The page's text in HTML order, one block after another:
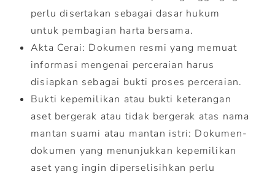
perlu disertakan sebagai dasar hukum
untuk pembagian harta bersama.
Akta Cerai: Dokumen resmi yang memuat
informasi mengenai perceraian harus
disiapkan sebagai bukti proses perceraian.
Bukti kepemilikan atau bukti keterangan
aset bergerak atau tidak bergerak atas nama
mantan suami atau mantan istri: Dokumen-
dokumen yang menunjukkan kepemilikan
aset yang ingin diperselisihkan perlu